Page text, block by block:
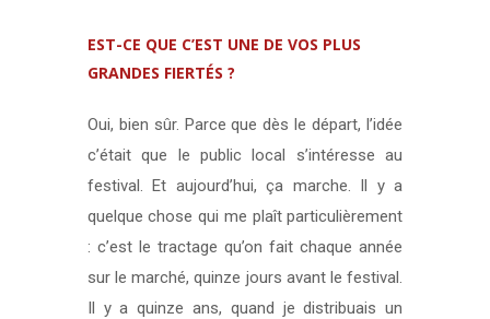
EST-CE QUE C’EST UNE DE VOS PLUS
GRANDES FIERTÉS ?
Oui, bien sûr. Parce que dès le départ, l’idée
c’était que le public local s’intéresse au
festival. Et aujourd’hui, ça marche. Il y a
quelque chose qui me plaît particulièrement
: c’est le tractage qu’on fait chaque année
sur le marché, quinze jours avant le festival.
Il y a quinze ans, quand je distribuais un